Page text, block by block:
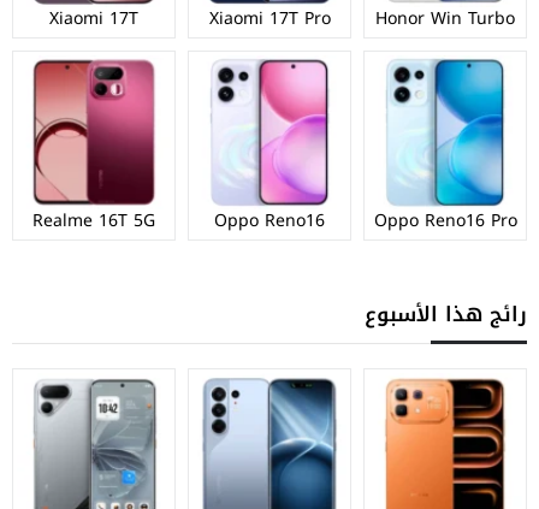
Honor Win Turbo
Xiaomi 17T Pro
Xiaomi 17T
Oppo Reno16 Pro
Oppo Reno16
Realme 16T 5G
رائج هذا الأسبوع